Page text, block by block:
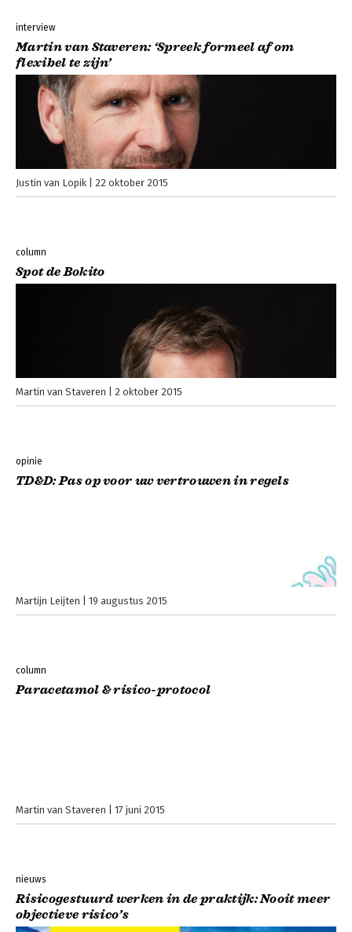
interview
Martin van Staveren: ‘Spreek formeel af om
flexibel te zijn’
Justin van Lopik 22 oktober 2015
column
Spot de Bokito
Martin van Staveren 2 oktober 2015
opinie
TD&D: Pas op voor uw vertrouwen in regels
Martijn Leijten 19 augustus 2015
column
Paracetamol & risico-protocol
Martin van Staveren 17 juni 2015
nieuws
Risicogestuurd werken in de praktijk: Nooit meer
objectieve risico’s